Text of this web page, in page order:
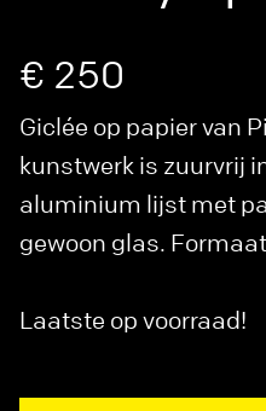
€ 250
Giclée op papier van
kunstwerk is zuurvrij
aluminium lijst met
gewoon glas.
Laatste op voorraad!